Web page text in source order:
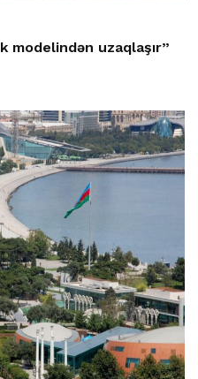
modelindən uzaqlaşır”